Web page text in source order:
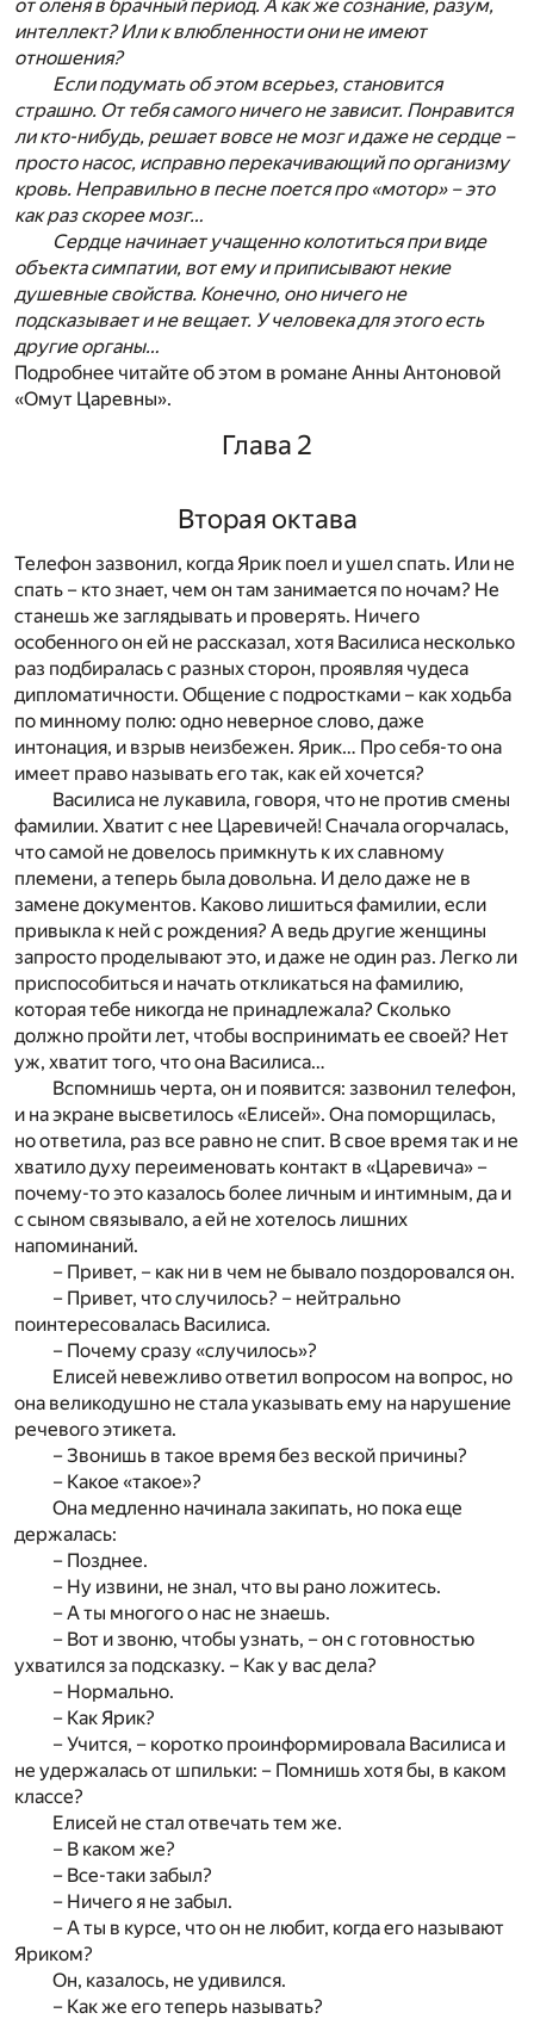
от оленя в брачный период. А как же сознание, разум,
интеллект? Или к влюбленности они не имеют
отношения?
Если подумать об этом всерьез, становится
страшно. От тебя самого ничего не зависит. Понравится
ли кто-нибудь, решает вовсе не мозг и даже не сердце –
просто насос, исправно перекачивающий по организму
кровь. Неправильно в песне поется про «мотор» – это
как раз скорее мозг…
Сердце начинает учащенно колотиться при виде
объекта симпатии, вот ему и приписывают некие
душевные свойства. Конечно, оно ничего не
подсказывает и не вещает. У человека для этого есть
другие органы…
Подробнее читайте об этом в романе Анны Антоновой
«Омут Царевны».
Глава 2
Вторая октава
Телефон зазвонил, когда Ярик поел и ушел спать. Или не
спать – кто знает, чем он там занимается по ночам? Не
станешь же заглядывать и проверять. Ничего
особенного он ей не рассказал, хотя Василиса несколько
раз подбиралась с разных сторон, проявляя чудеса
дипломатичности. Общение с подростками – как ходьба
по минному полю: одно неверное слово, даже
интонация, и взрыв неизбежен. Ярик… Про себя-то она
имеет право называть его так, как ей хочется?
Василиса не лукавила, говоря, что не против смены
фамилии. Хватит с нее Царевичей! Сначала огорчалась,
что самой не довелось примкнуть к их славному
племени, а теперь была довольна. И дело даже не в
замене документов. Каково лишиться фамилии, если
привыкла к ней с рождения? А ведь другие женщины
запросто проделывают это, и даже не один раз. Легко ли
приспособиться и начать откликаться на фамилию,
которая тебе никогда не принадлежала? Сколько
должно пройти лет, чтобы воспринимать ее своей? Нет
уж, хватит того, что она Василиса…
Вспомнишь черта, он и появится: зазвонил телефон,
и на экране высветилось «Елисей». Она поморщилась,
но ответила, раз все равно не спит. В свое время так и не
хватило духу переименовать контакт в «Царевича» –
почему-то это казалось более личным и интимным, да и
с сыном связывало, а ей не хотелось лишних
напоминаний.
– Привет, – как ни в чем не бывало поздоровался он.
– Привет, что случилось? – нейтрально
поинтересовалась Василиса.
– Почему сразу «случилось»?
Елисей невежливо ответил вопросом на вопрос, но
она великодушно не стала указывать ему на нарушение
речевого этикета.
– Звонишь в такое время без веской причины?
– Какое «такое»?
Она медленно начинала закипать, но пока еще
держалась:
– Позднее.
– Ну извини, не знал, что вы рано ложитесь.
– А ты многого о нас не знаешь.
– Вот и звоню, чтобы узнать, – он с готовностью
ухватился за подсказку. – Как у вас дела?
– Нормально.
– Как Ярик?
– Учится, – коротко проинформировала Василиса и
не удержалась от шпильки: – Помнишь хотя бы, в каком
классе?
Елисей не стал отвечать тем же.
– В каком же?
– Все-таки забыл?
– Ничего я не забыл.
– А ты в курсе, что он не любит, когда его называют
Яриком?
Он, казалось, не удивился.
– Как же его теперь называть?